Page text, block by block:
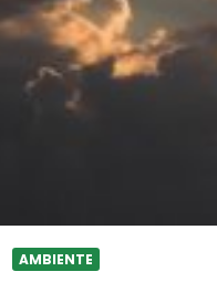
AMBIENTE